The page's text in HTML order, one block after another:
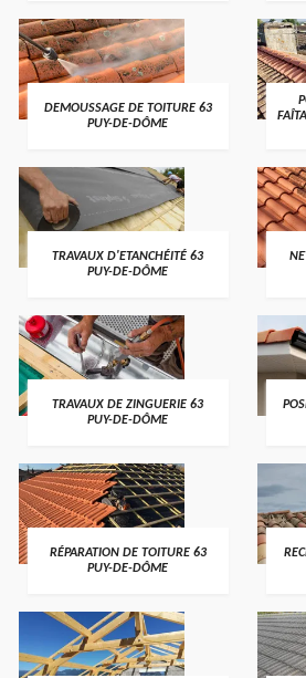
DEMOUSSAGE DE TOITURE 63
PUY-DE-DÔME
TRAVAUX D'ETANCHÉITÉ 63
PUY-DE-DÔME
TRAVAUX DE ZINGUERIE 63
PUY-DE-DÔME
RÉPARATION DE TOITURE 63
PUY-DE-DÔME